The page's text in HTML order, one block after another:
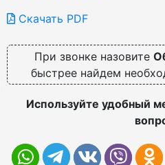
Скачать PDF
При звонке назовите
быстрее найдем
Используйте удобный